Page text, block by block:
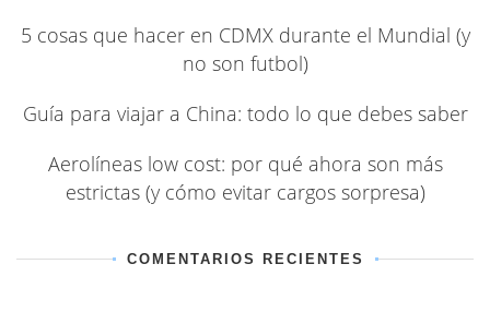
5 cosas que hacer en CDMX durante el Mundial (y
no son futbol)
Guía para viajar a China: todo lo que debes saber
Aerolíneas low cost: por qué ahora son más
estrictas (y cómo evitar cargos sorpresa)
COMENTARIOS RECIENTES